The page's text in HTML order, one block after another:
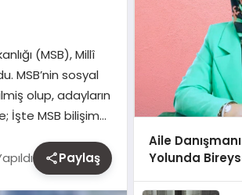
(MSB), Millî
MSB’nin sosyal
olup, adayların
İşte MSB bilişim…
Paylaş
Aile
Yolunda